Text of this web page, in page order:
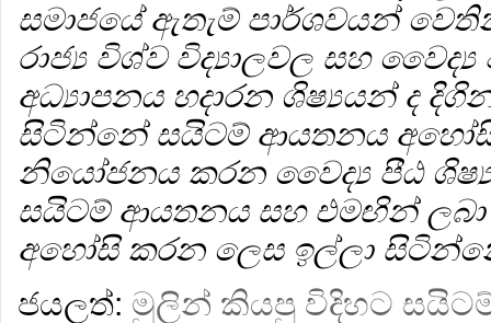
සමාජයේ ඇතැම් පාර්ශවයන්
රාජ්‍ය විශ්ව විද්‍යාලවල සහ
අධ්‍යාපනය හදාරන ශිෂ්‍යයන් ද
සිටින්නේ සයිටම් ආයතනය
නියෝජනය කරන වෛද්‍ය පීඨ ශිෂ්‍ය
සයිටම් ආයතනය සහ එමඟින් ලබා
අහෝසි කරන ලෙස ඉල්ලා
ජයලත්: මුලින් කියපු විදිහට